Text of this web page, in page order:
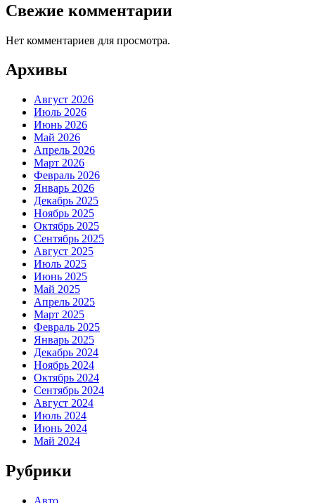
Свежие комментарии
Нет комментариев для просмотра.
Архивы
Август 2026
Июль 2026
Июнь 2026
Май 2026
Апрель 2026
Март 2026
Февраль 2026
Январь 2026
Декабрь 2025
Ноябрь 2025
Октябрь 2025
Сентябрь 2025
Август 2025
Июль 2025
Июнь 2025
Май 2025
Апрель 2025
Март 2025
Февраль 2025
Январь 2025
Декабрь 2024
Ноябрь 2024
Октябрь 2024
Сентябрь 2024
Август 2024
Июль 2024
Июнь 2024
Май 2024
Рубрики